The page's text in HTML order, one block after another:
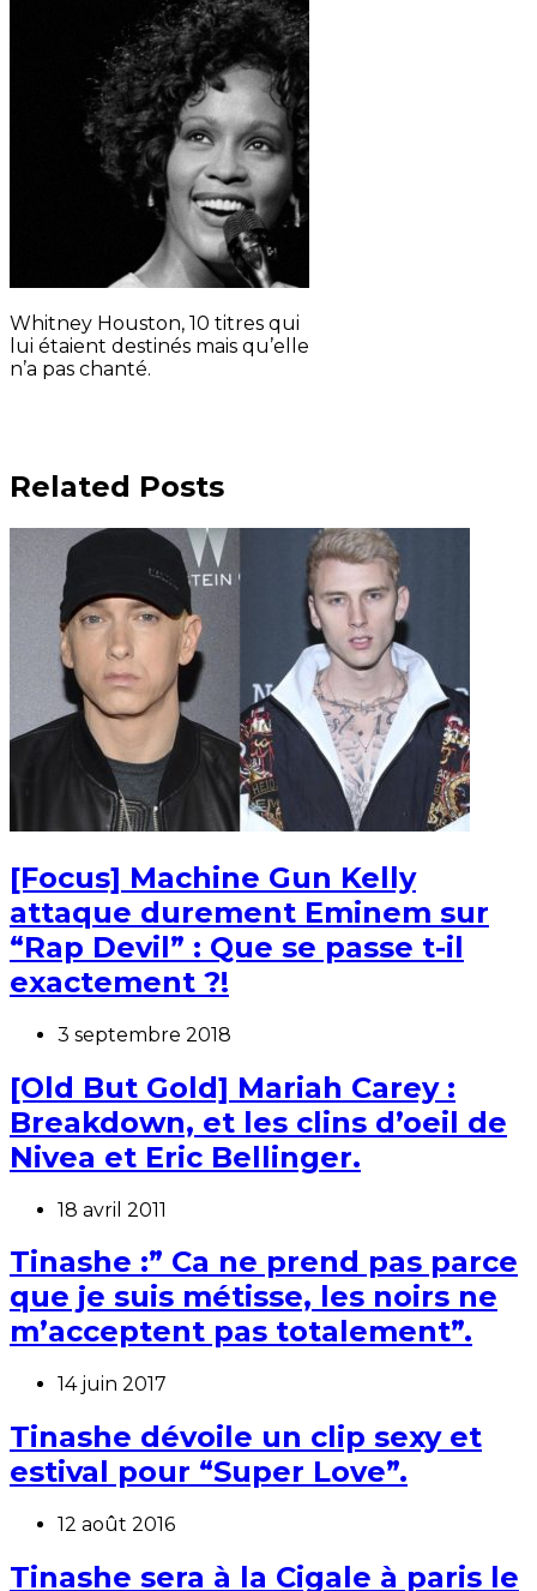
Whitney Houston, 10 titres qui
lui étaient destinés mais qu’elle
n’a pas chanté.
Related Posts
[Focus] Machine Gun Kelly
attaque durement Eminem sur
“Rap Devil” : Que se passe t-il
exactement ?!
3 septembre 2018
[Old But Gold] Mariah Carey :
Breakdown, et les clins d’oeil de
Nivea et Eric Bellinger.
18 avril 2011
Tinashe :” Ca ne prend pas parce
que je suis métisse, les noirs ne
m’acceptent pas totalement”.
14 juin 2017
Tinashe dévoile un clip sexy et
estival pour “Super Love”.
12 août 2016
Tinashe sera à la Cigale à paris le